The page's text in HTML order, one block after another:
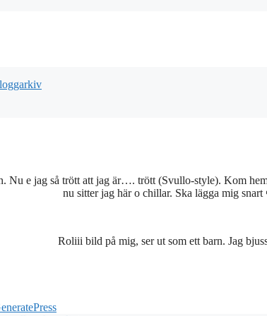
Nu e jag så trött att jag är…. trött (Svullo-style). Kom
nu sitter jag här o chillar. Ska lägga mig
Roliii bild på mig, ser ut som ett barn. Jag